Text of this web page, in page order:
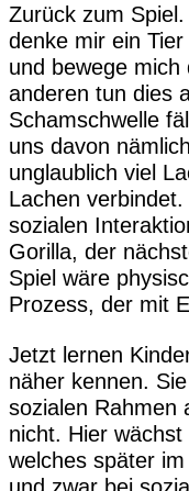
Zurück zum
denke mir ein
und bewege
anderen tun dies
Schamschwelle
uns davon
unglaublich viel
Lachen
sozialen
Gorilla, der
Spiel wäre
Prozess, der mit
Jetzt lernen
näher kennen.
sozialen Rahmen
nicht. Hier
welches später